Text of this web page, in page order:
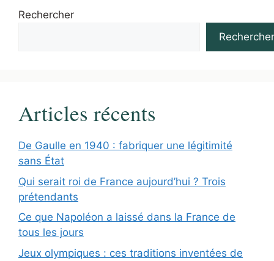
Rechercher
Rechercher
Articles récents
De Gaulle en 1940 : fabriquer une légitimité
sans État
Qui serait roi de France aujourd’hui ? Trois
prétendants
Ce que Napoléon a laissé dans la France de
tous les jours
Jeux olympiques : ces traditions inventées de